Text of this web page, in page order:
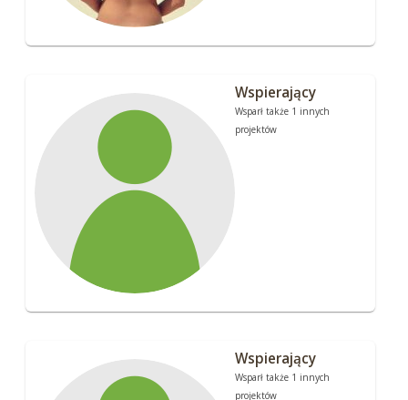
Wspierający
Wsparł także 1 innych
projektów
Wspierający
Wsparł także 1 innych
projektów